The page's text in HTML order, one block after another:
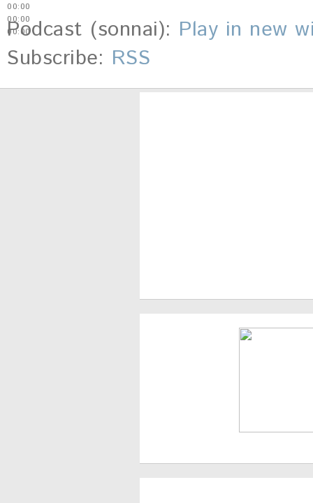
00:00
00:00
00:00
Podcast (sonnai): Play in new
Subscribe: RSS